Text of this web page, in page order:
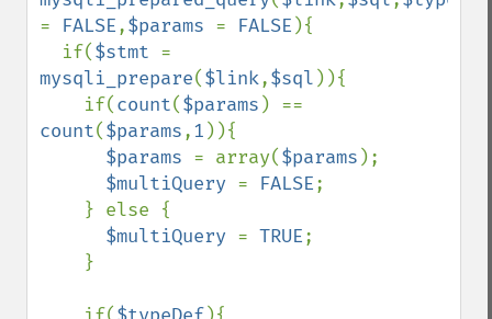
= FALSE,$params = FALSE ){
  if(
$stmt
mysqli_prepare($link,$sql )){
    if(
count($params
count($params,1 )){
$params = array($params );
$multiQuery = FALSE;
$multiQuery = TRUE;